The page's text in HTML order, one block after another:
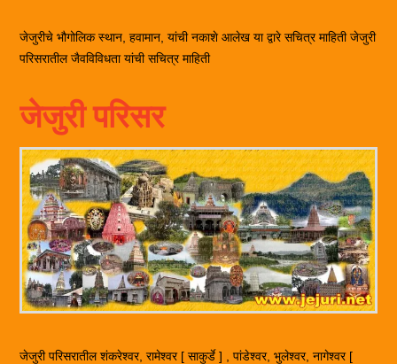
जेजुरीचे भौगोलिक स्थान, हवामान, यांची नकाशे आलेख या द्वारे सचित्र माहिती जेजुरी
परिसरातील जैवविविधता यांची सचित्र माहिती
जेजुरी परिसर
जेजुरी परिसरातील शंकरेश्वर, रामेश्वर [ साकुर्डे ] , पांडेश्वर, भुलेश्वर, नागेश्वर [